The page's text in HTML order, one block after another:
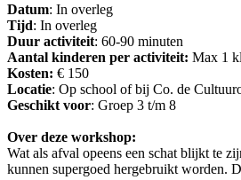
Datum: In overleg
Tijd: In overleg
Duur activiteit: 60-90 minuten
Aantal kinderen per activiteit: Max 1
Kosten: € 150
Locatie: Op school of bij Co. de
Geschikt voor: Groep 3 t/m 8
Over deze workshop:
Wat als afval opeens een schat blijkt te
kunnen supergoed hergebruikt worden.